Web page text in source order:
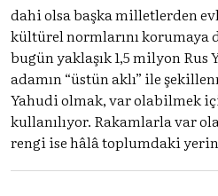
dahi olsa başka milletlerden
kültürel normlarını korumaya
bugün yaklaşık 1,5 milyon
adamın “üstün aklı” ile
Yahudi olmak, var olabilmek
kullanılıyor. Rakamlarla var
rengi ise hâlâ toplumdaki